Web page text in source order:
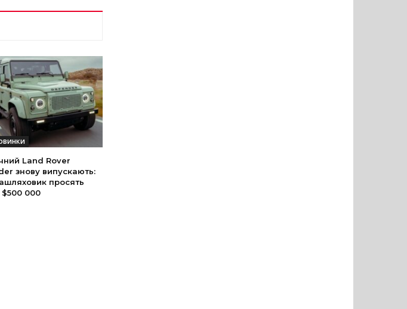
Land Rover
знову випускають:
просять
000